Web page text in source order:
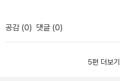
시간은 점점 지나 개교 10주년 행사
얼스 섭외’ 압박이 점점 커진다.섭외
금도끼.그러나 최고의 인기그룹인
도 안쓰고, 전교 회장이 되겠다고 나
은 무엇이었을까?얼떨결에 전교 회
전교 회장을 따르지 않았고, 동기는
못알고 있는 듯했다.이 책을 읽는 아
공감 (0) 댓글 (0)
5편 더보기